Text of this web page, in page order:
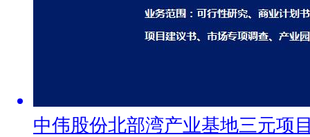
中伟股份北部湾产业基地三元项